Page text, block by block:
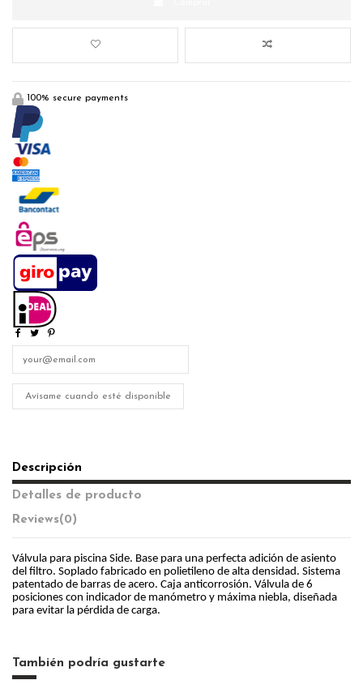
100% secure payments
Descripción
Detalles de producto
Reviews(0)
Válvula para piscina Side. Base para una perfecta adición de asiento
del filtro. Soplado fabricado en polietileno de alta densidad. Sistema
patentado de barras de acero. Caja anticorrosión. Válvula de 6
posiciones con indicador de manómetro y máxima niebla, diseñada
para evitar la pérdida de carga.
También podría gustarte